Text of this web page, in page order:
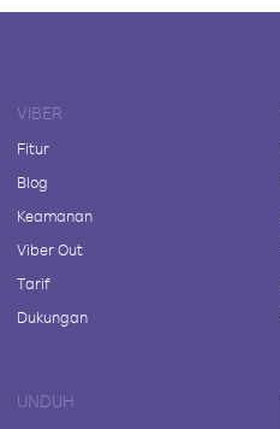
VIBER
Fitur
Blog
Keamanan
Viber Out
Tarif
Dukungan
UNDUH